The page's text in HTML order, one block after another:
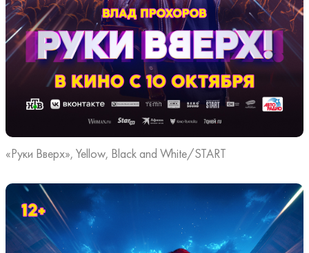
«Руки Вверх», Yellow, Black and White/START